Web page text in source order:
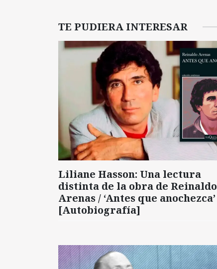
TE PUDIERA INTERESAR
Liliane Hasson: Una lectura
distinta de la obra de Reinaldo
Arenas / ‘Antes que anochezca’
[Autobiografía]